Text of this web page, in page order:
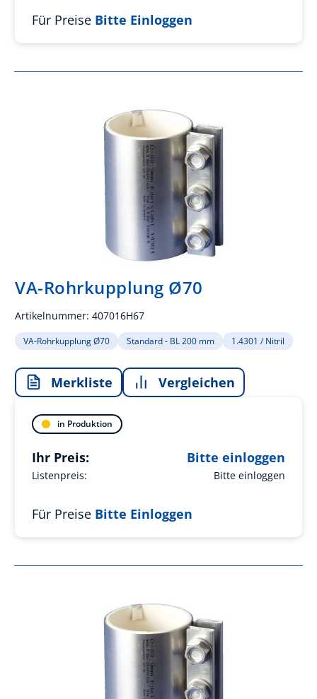
Für Preise Bitte Einloggen
VA-Rohrkupplung Ø70
Artikelnummer: 407016H67
VA-Rohrkupplung Ø70 Standard - BL 200 mm 1.4301 / Nitril
Merkliste Vergleichen
in Produktion
Listenpreis: Bitte einloggen
Ihr Preis: Bitte einloggen
Für Preise Bitte Einloggen